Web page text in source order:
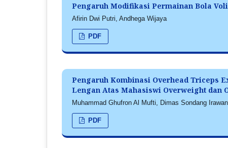
Pengaruh Modifikasi Permainan Bola
Afirin Dwi Putri, Andhega Wijaya
PDF
Pengaruh Kombinasi Overhead Triceps
Lengan Atas Mahasiswi Overweight dan
Muhammad Ghufron Al Mufti, Dimas Sondang
PDF